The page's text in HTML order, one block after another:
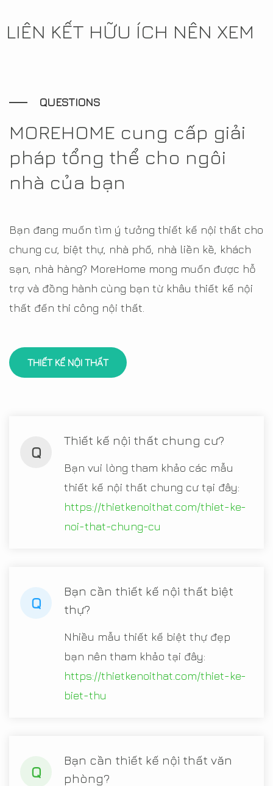
LIÊN KẾT HỮU ÍCH NÊN XEM
QUESTIONS
MOREHOME cung cấp giải
pháp tổng thể cho ngôi
nhà của bạn
Bạn đang muốn tìm ý tưởng thiết kế nội thất cho
chung cư, biệt thự, nhà phố, nhà liền kề, khách
sạn, nhà hàng? MoreHome mong muốn được hỗ
trợ và đồng hành cùng bạn từ khâu thiết kế nội
thất đến thi công nội thất.
THIẾT KẾ NỘI THẤT
Q
Thiết kế nội thất chung cư?
Bạn vui lòng tham khảo các mẫu
thiết kế nội thất chung cư tại đây:
https://thietkenoithat.com/thiet-ke-
noi-that-chung-cu
Q
Bạn cần thiết kế nội thất biệt
thự?
Nhiều mẫu thiết kế biệt thự đẹp
bạn nên tham khảo tại đây:
https://thietkenoithat.com/thiet-ke-
biet-thu
Q
Bạn cần thiết kế nội thất văn
phòng?